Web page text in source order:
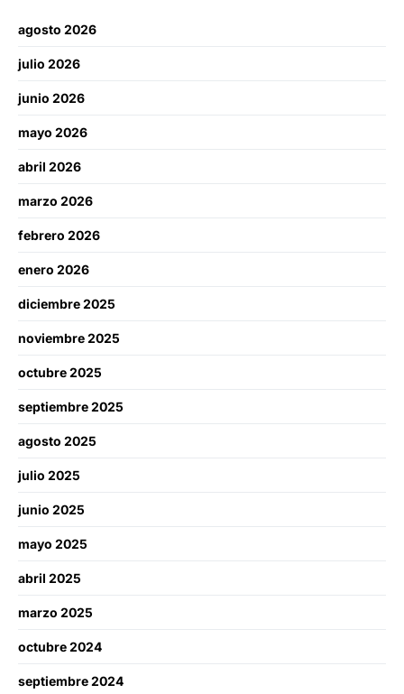
agosto 2026
julio 2026
junio 2026
mayo 2026
abril 2026
marzo 2026
febrero 2026
enero 2026
diciembre 2025
noviembre 2025
octubre 2025
septiembre 2025
agosto 2025
julio 2025
junio 2025
mayo 2025
abril 2025
marzo 2025
octubre 2024
septiembre 2024